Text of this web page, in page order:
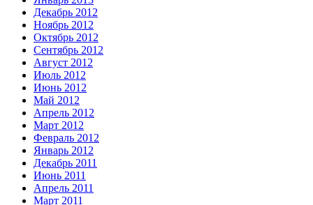
Декабрь 2012
Ноябрь 2012
Октябрь 2012
Сентябрь 2012
Август 2012
Июль 2012
Июнь 2012
Май 2012
Апрель 2012
Март 2012
Февраль 2012
Январь 2012
Декабрь 2011
Июнь 2011
Апрель 2011
Март 2011